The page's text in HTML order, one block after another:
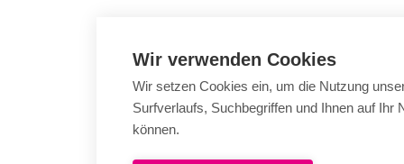
Wir verwenden Cookies
Wir setzen Cookies ein, um die Nutzung
Surfverlaufs, Suchbegriffen und Ihnen auf Ihr
können.